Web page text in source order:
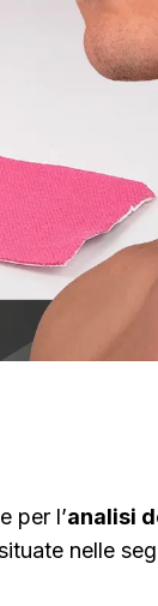
per l’analisi
nelle